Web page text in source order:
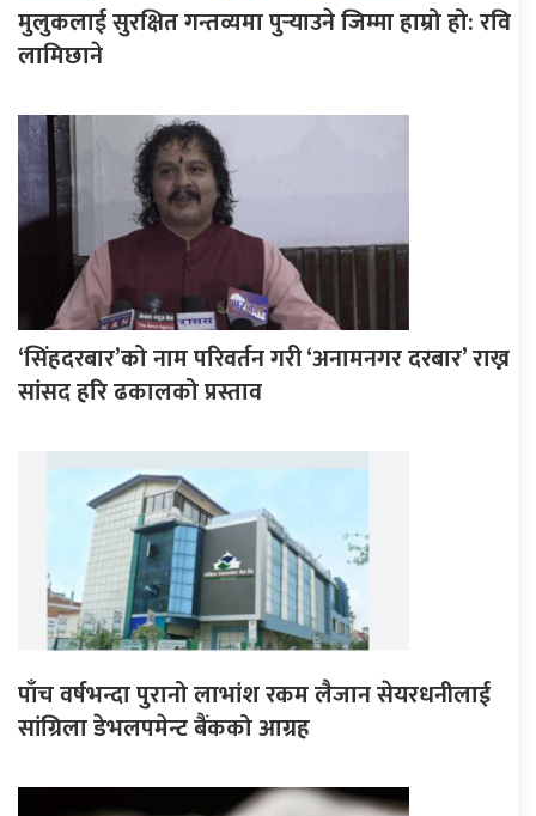
मुलुकलाई सुरक्षित गन्तव्यमा पुर्‍याउने जिम्मा हाम्रो हो: रवि
लामिछाने
‘सिंहदरबार’को नाम परिवर्तन गरी ‘अनामनगर दरबार’ राख्न
सांसद हरि ढकालको प्रस्ताव
पाँच वर्षभन्दा पुरानो लाभांश रकम लैजान सेयरधनीलाई
सांग्रिला डेभलपमेन्ट बैंकको आग्रह